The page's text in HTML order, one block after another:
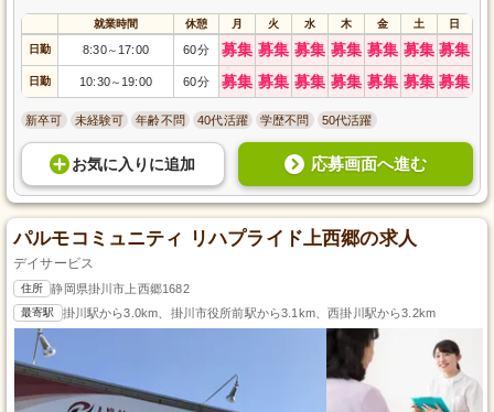
就業時間 休憩 月 火 水 木 金 土 日
日勤 8:30～ 17:00 60分 募集 募集 募集 募集 募集 募集 募集
日勤 10:30～ 19:00 60分 募集 募集 募集 募集 募集 募集 募集
新卒可 未経験可 年齢不問 40代活躍 学歴不問 50代活躍
お気に入り に追加 応募画面へ進む
パルモコミュニティ リハプライド上西郷の求人
デイサービス
住所 静岡県掛川市上西郷1682
最寄駅 掛川駅から3.0km、掛川市役所前駅から3.1km、西掛川駅から3.2km